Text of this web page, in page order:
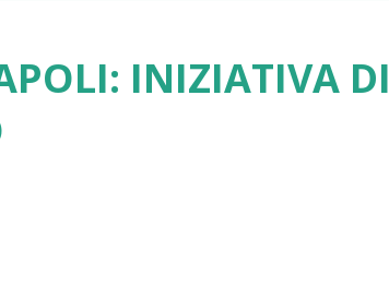
INIZIATIVA DI